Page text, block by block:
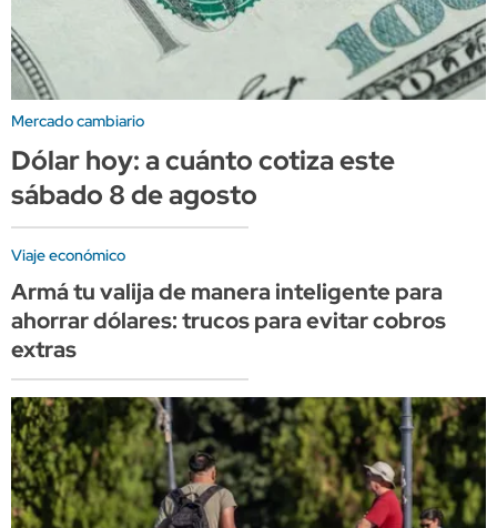
Mercado cambiario
Dólar hoy: a cuánto cotiza este
sábado 8 de agosto
Viaje económico
Armá tu valija de manera inteligente para
ahorrar dólares: trucos para evitar cobros
extras